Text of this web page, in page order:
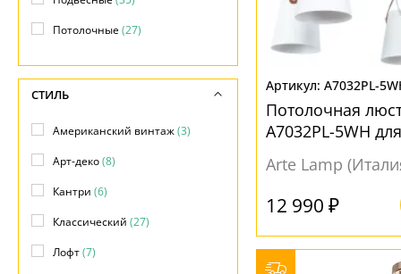
A7032PL-
Потолочная
A7032PL-5WH
Arte Lamp
12 990 ₽
Потолочные(27)
СТИЛЬ
Американский винтаж(3)
Арт-деко(8)
Кантри (6)
Классический (27)
Лофт(7)